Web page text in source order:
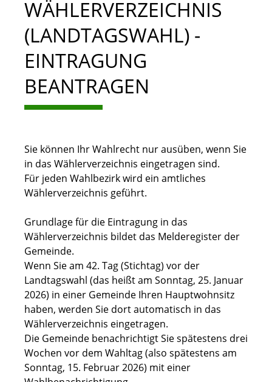
WÄHLERVERZEICHNIS
(LANDTAGSWAHL) -
EINTRAGUNG
BEANTRAGEN
Sie können Ihr Wahlrecht nur ausüben, wenn Sie
in das Wählerverzeichnis eingetragen sind.
Für jeden Wahlbezirk wird ein amtliches
Wählerverzeichnis geführt.
Grundlage für die Eintragung in das
Wählerverzeichnis bildet das Melderegister der
Gemeinde.
Wenn Sie am 42. Tag (Stichtag) vor der
Landtagswahl (das heißt am Sonntag, 25. Januar
2026) in einer Gemeinde Ihren Hauptwohnsitz
haben, werden Sie dort automatisch in das
Wählerverzeichnis eingetragen.
Die Gemeinde benachrichtigt Sie spätestens drei
Wochen vor dem Wahltag (also spätestens am
Sonntag, 15. Februar 2026) mit einer